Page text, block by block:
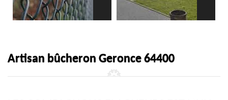
Artisan bûcheron Geronce 64400